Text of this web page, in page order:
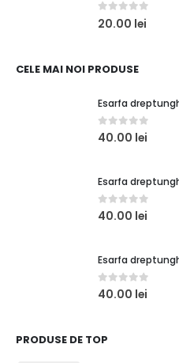
0out of 5
20.00 lei
CELE MAI NOI PRODUSE
0out of 5
40.00 lei
0out of 5
40.00 lei
0out of 5
40.00 lei
PRODUSE DE TOP